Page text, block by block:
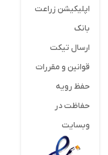
اپلیکیشن زراعت
بانک
ارسال تیکت
قوانین و مقررات
حفظ رویه
حفاظت در
وبسایت